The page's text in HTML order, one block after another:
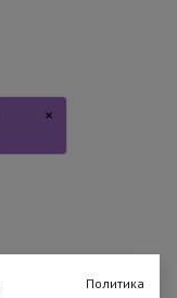
×
Политика